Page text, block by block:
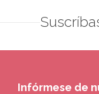
Infórmese de